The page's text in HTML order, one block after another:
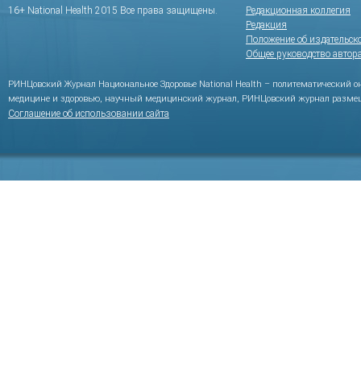
16+ National Health 2015 Все права защищены.
Редакционная коллегия
Редакция
Положение об
Общее руководство
РИНЦовский Журнал Национальное Здоровье National Health –
медицине и здоровью, научный медицинский журнал, РИНЦовский журнал
Соглашение об использовании сайта